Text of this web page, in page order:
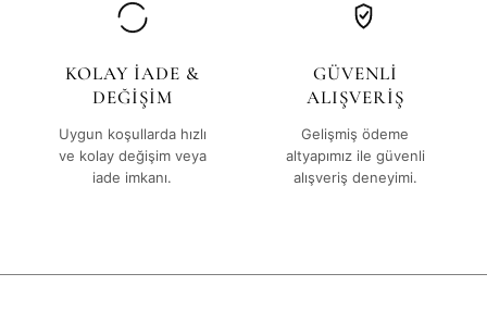
KOLAY İADE &
DEĞİŞİM
Uygun koşullarda hızlı
ve kolay değişim veya
iade imkanı.
GÜVENLİ
ALIŞVERİŞ
Gelişmiş ödeme
altyapımız ile güvenli
alışveriş deneyimi.